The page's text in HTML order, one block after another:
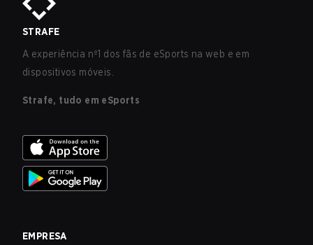
STRAFE
A experiência nº1 dos fãs de eSports na web e em
dispositivos móveis.
Strafe, tudo em eSports
EMPRESA